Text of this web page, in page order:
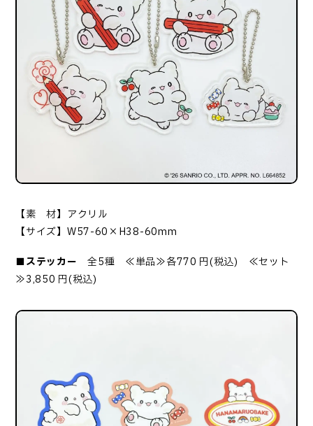
【素 材】アクリル
【サイズ】W57-60×H38-60mm
■ステッカー 全5種 ≪単品≫各770 円(税込) ≪セット
≫3,850 円(税込)